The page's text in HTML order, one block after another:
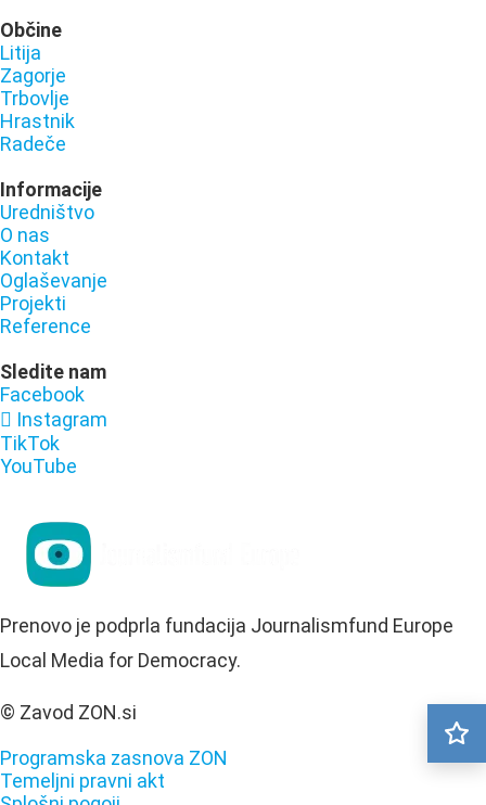
Občine
Litija
Zagorje
Trbovlje
Hrastnik
Radeče
Informacije
Uredništvo
O nas
Kontakt
Oglaševanje
Projekti
Reference
Sledite nam
Facebook
Instagram
TikTok
YouTube
Prenovo je podprla fundacija Journalismfund Europe
Local Media for Democracy.
© Zavod ZON.si
Programska zasnova ZON
Temeljni pravni akt